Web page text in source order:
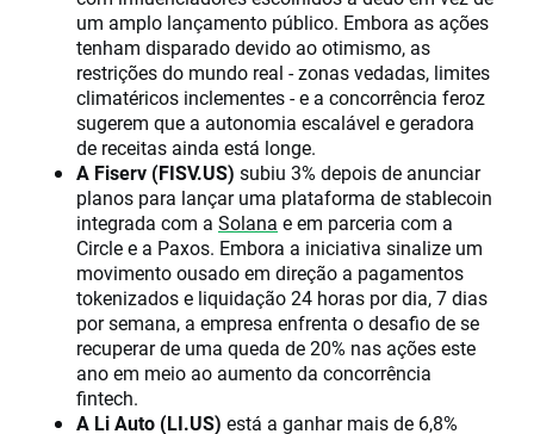
um amplo lançamento público. Embora as ações
tenham disparado devido ao otimismo, as
restrições do mundo real - zonas vedadas, limites
climatéricos inclementes - e a concorrência feroz
sugerem que a autonomia escalável e geradora
de receitas ainda está longe.
A Fiserv (FISV.US) subiu 3% depois de anunciar
planos para lançar uma plataforma de stablecoin
integrada com a Solana e em parceria com a
Circle e a Paxos. Embora a iniciativa sinalize um
movimento ousado em direção a pagamentos
tokenizados e liquidação 24 horas por dia, 7 dias
por semana, a empresa enfrenta o desafio de se
recuperar de uma queda de 20% nas ações este
ano em meio ao aumento da concorrência
fintech.
A Li Auto (LI.US) está a ganhar mais de 6,8%